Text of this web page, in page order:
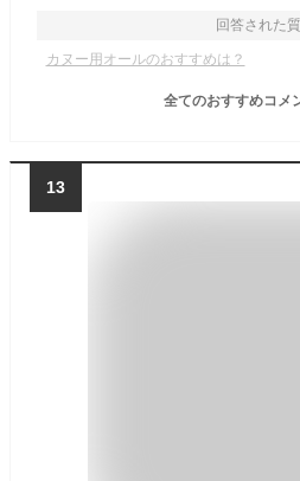
回答された
カヌー用オールのおすすめは？
全てのおすすめコメ
13